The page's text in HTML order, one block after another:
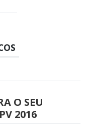
O SEU
2016